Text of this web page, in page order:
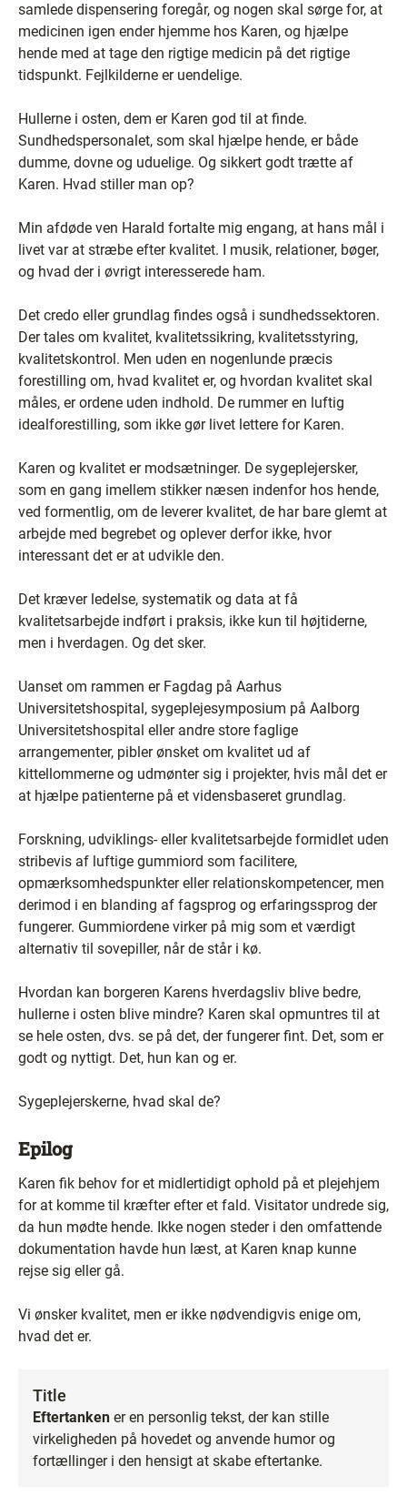
samlede dispensering foregår, og nogen skal sørge for, at
medicinen igen ender hjemme hos Karen, og hjælpe
hende med at tage den rigtige medicin på det rigtige
tidspunkt. Fejlkilderne er uendelige.
Hullerne i osten, dem er Karen god til at finde.
Sundhedspersonalet, som skal hjælpe hende, er både
dumme, dovne og uduelige. Og sikkert godt trætte af
Karen. Hvad stiller man op?
Min afdøde ven Harald fortalte mig engang, at hans mål i
livet var at stræbe efter kvalitet. I musik, relationer, bøger,
og hvad der i øvrigt interesserede ham.
Det credo eller grundlag findes også i sundhedssektoren.
Der tales om kvalitet, kvalitetssikring, kvalitetsstyring,
kvalitetskontrol. Men uden en nogenlunde præcis
forestilling om, hvad kvalitet er, og hvordan kvalitet skal
måles, er ordene uden indhold. De rummer en luftig
idealforestilling, som ikke gør livet lettere for Karen.
Karen og kvalitet er modsætninger. De sygeplejersker,
som en gang imellem stikker næsen indenfor hos hende,
ved formentlig, om de leverer kvalitet, de har bare glemt at
arbejde med begrebet og oplever derfor ikke, hvor
interessant det er at udvikle den.
Det kræver ledelse, systematik og data at få
kvalitetsarbejde indført i praksis, ikke kun til højtiderne,
men i hverdagen. Og det sker.
Uanset om rammen er Fagdag på Aarhus
Universitetshospital, sygeplejesymposium på Aalborg
Universitetshospital eller andre store faglige
arrangementer, pibler ønsket om kvalitet ud af
kittellommerne og udmønter sig i projekter, hvis mål det er
at hjælpe patienterne på et vidensbaseret grundlag.
Forskning, udviklings- eller kvalitetsarbejde formidlet uden
stribevis af luftige gummiord som facilitere,
opmærksomhedspunkter eller relationskompetencer, men
derimod i en blanding af fagsprog og erfaringssprog der
fungerer. Gummiordene virker på mig som et værdigt
alternativ til sovepiller, når de står i kø.
Hvordan kan borgeren Karens hverdagsliv blive bedre,
hullerne i osten blive mindre? Karen skal opmuntres til at
se hele osten, dvs. se på det, der fungerer fint. Det, som er
godt og nyttigt. Det, hun kan og er.
Sygeplejerskerne, hvad skal de?
Epilog
Karen fik behov for et midlertidigt ophold på et plejehjem
for at komme til kræfter efter et fald. Visitator undrede sig,
da hun mødte hende. Ikke nogen steder i den omfattende
dokumentation havde hun læst, at Karen knap kunne
rejse sig eller gå.
Vi ønsker kvalitet, men er ikke nødvendigvis enige om,
hvad det er.
Title
Eftertanken er en personlig tekst, der kan stille
virkeligheden på hovedet og anvende humor og
fortællinger i den hensigt at skabe eftertanke.